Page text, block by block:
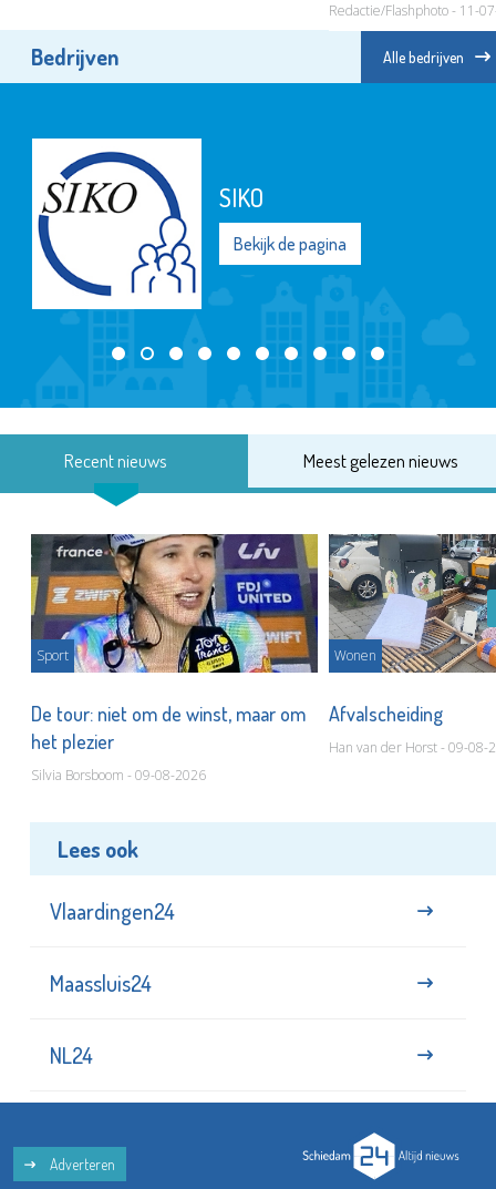
Redactie/Flashphoto - 11-
Bedrijven Alle bedrijven
SIKO
Bekijk de pagina
Recent nieuws Meest gelezen nieuws
Sport
De tour: niet om de winst, maar om
het plezier
Silvia Borsboom - 09-08-2026
Wonen
Afvalscheiding
Han van der Horst - 09-08-
Lees ook
Vlaardingen24
Maassluis24
NL24
Adverteren